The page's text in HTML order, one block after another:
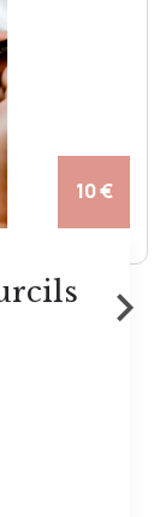
10 €
›